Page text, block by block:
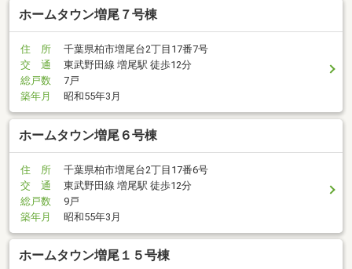
ホームタウン増尾７号棟
住 所
千葉県柏市増尾台2丁目17番7号
交 通
東武野田線 増尾駅 徒歩12分
総戸数
7戸
築年月
昭和55年3月
ホームタウン増尾６号棟
住 所
千葉県柏市増尾台2丁目17番6号
交 通
東武野田線 増尾駅 徒歩12分
総戸数
9戸
築年月
昭和55年3月
ホームタウン増尾１５号棟